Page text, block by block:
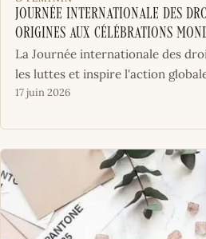
Journée Internationale des
Origines aux Célébrations
La Journée internationale des
les luttes et inspire l'action
17 juin 2026